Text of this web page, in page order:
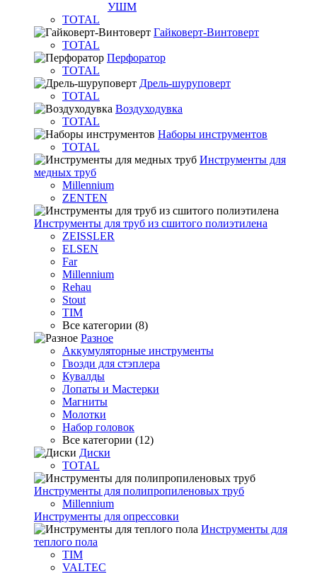
УШМ
TOTAL
Гайковерт-Винтоверт
TOTAL
Перфоратор
TOTAL
Дрель-шуруповерт
TOTAL
Воздуходувка
TOTAL
Наборы инструментов
TOTAL
Инструменты для
медных труб
Millennium
ZENTEN
Инструменты для труб из сшитого полиэтилена
ZEISSLER
ELSEN
Far
Millennium
Rehau
Stout
TIM
Все категории (8)
Разное
Аккумуляторные инструменты
Гвозди для стэплера
Кувалды
Лопаты и Мастерки
Магниты
Молотки
Набор головок
Все категории (12)
Диски
TOTAL
Инструменты для полипропиленовых труб
Millennium
Инструменты для опрессовки
Инструменты для
теплого пола
TIM
VALTEC